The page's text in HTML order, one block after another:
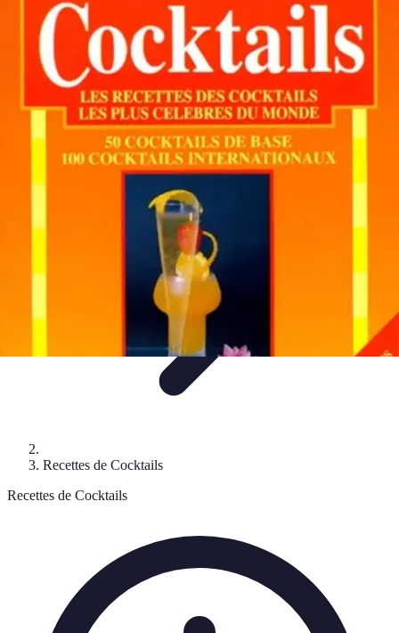
Cocktails Créatifs
Recettes de Cocktails Techniques de MixologieRecettes et
Guide Équipement
Cocktails Créatifs
Recettes de Cocktails
Recettes de Cocktails